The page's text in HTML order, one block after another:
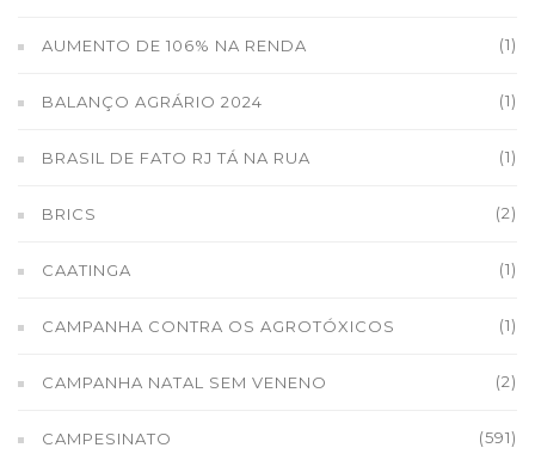
AUMENTO DE 106% NA RENDA (1)
BALANÇO AGRÁRIO 2024 (1)
BRASIL DE FATO RJ TÁ NA RUA (1)
BRICS (2)
CAATINGA (1)
CAMPANHA CONTRA OS AGROTÓXICOS (1)
CAMPANHA NATAL SEM VENENO (2)
CAMPESINATO (591)